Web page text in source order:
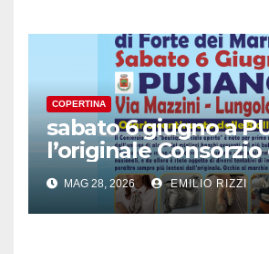
COPERTINA
sabato 6 giugno a
l’originale Consorzio
Ambulanti di Forte
Marmi®
MAG 28, 2026 EMILIO RIZZI